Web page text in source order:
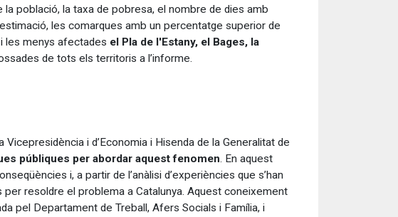
població, la taxa de pobresa, el nombre de dies amb
les comarques amb un percentatge superior de
les menys afectades el Pla de l'Estany, el Bages, la
de tots els territoris a l’informe.
i d’Economia i Hisenda de la Generalitat de
públiques per abordar aquest fenomen. En aquest
i, a partir de l’anàlisi d’experiències que s’han
resoldre el problema a Catalunya. Aquest coneixement
pel Departament de Treball, Afers Socials i Família, i